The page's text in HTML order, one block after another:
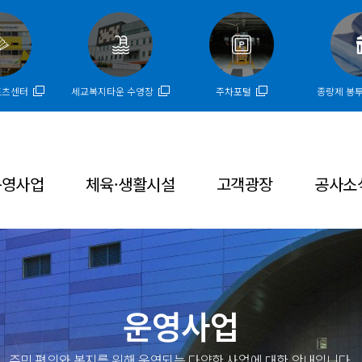
센터 세교복지타운 수영장 주차포털 종량제 봉
사업 체육·생활시설 고객광장 공사소
운영사업